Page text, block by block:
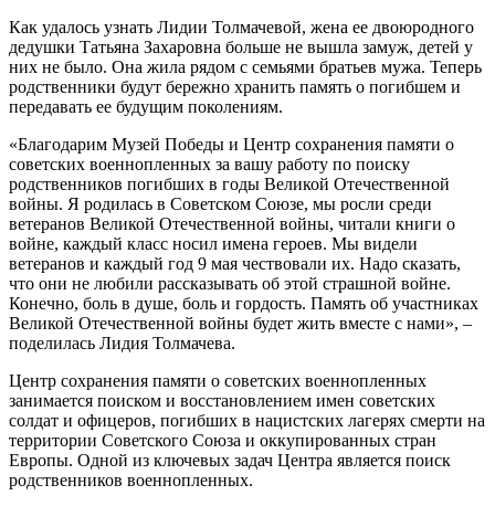
Как удалось узнать Лидии Толмачевой, жена ее двоюродного
дедушки Татьяна Захаровна больше не вышла замуж, детей у
них не было. Она жила рядом с семьями братьев мужа. Теперь
родственники будут бережно хранить память о погибшем и
передавать ее будущим поколениям.
«Благодарим Музей Победы и Центр сохранения памяти о
советских военнопленных за вашу работу по поиску
родственников погибших в годы Великой Отечественной
войны. Я родилась в Советском Союзе, мы росли среди
ветеранов Великой Отечественной войны, читали книги о
войне, каждый класс носил имена героев. Мы видели
ветеранов и каждый год 9 мая чествовали их. Надо сказать,
что они не любили рассказывать об этой страшной войне.
Конечно, боль в душе, боль и гордость. Память об участниках
Великой Отечественной войны будет жить вместе с нами», –
поделилась Лидия Толмачева.
Центр сохранения памяти о советских военнопленных
занимается поиском и восстановлением имен советских
солдат и офицеров, погибших в нацистских лагерях смерти на
территории Советского Союза и оккупированных стран
Европы. Одной из ключевых задач Центра является поиск
родственников военнопленных.